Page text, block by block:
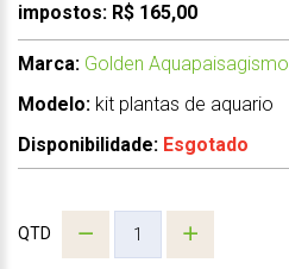
impostos: R$ 165,00
Marca: Golden Aquapaisagismo
Modelo: kit plantas de aquario
Disponibilidade: Esgotado
QTD